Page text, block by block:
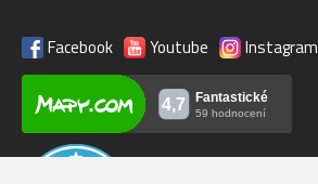
Facebook Youtube Instagram